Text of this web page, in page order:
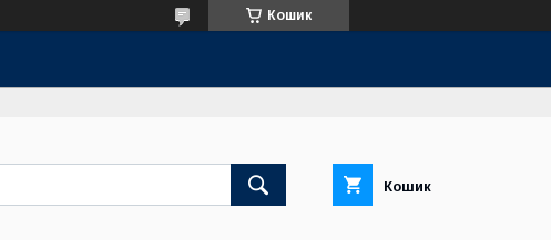
Кошик
Кошик